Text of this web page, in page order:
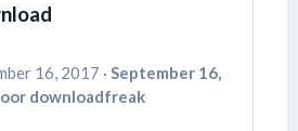
16, 2017 · September 16,
downloadfreak